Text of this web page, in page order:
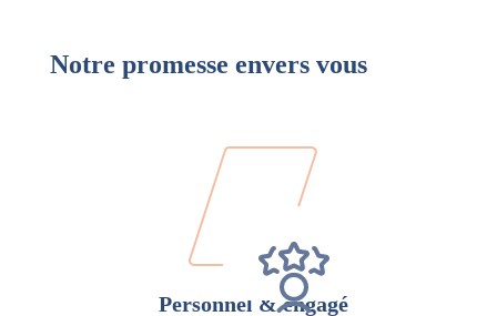
Notre promesse envers vous
Personnel & engagé